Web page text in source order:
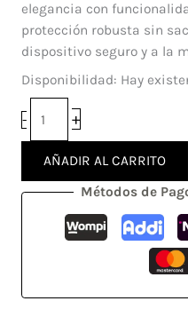
elegancia con
protección robusta sin
dispositivo seguro y a la
Disponibilidad: Hay
-
20
cantidad
+
AÑADIR AL CARRITO
Métodos de